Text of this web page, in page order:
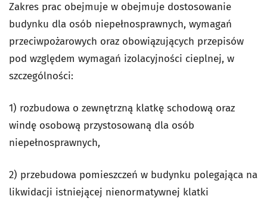
Zakres prac obejmuje w obejmuje dostosowanie
budynku dla osób niepełnosprawnych, wymagań
przeciwpożarowych oraz obowiązujących przepisów
pod względem wymagań izolacyjności cieplnej, w
szczególności:
1) rozbudowa o zewnętrzną klatkę schodową oraz
windę osobową przystosowaną dla osób
niepełnosprawnych,
2) przebudowa pomieszczeń w budynku polegająca na
likwidacji istniejącej nienormatywnej klatki